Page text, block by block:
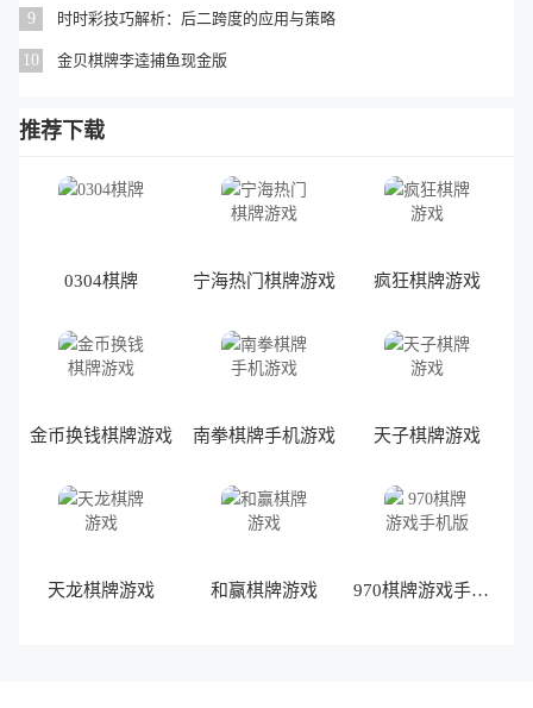
9 时时彩技巧解析：后二跨度的应用与策略
10 金贝棋牌李逵捕鱼现金版
推荐下载
0304棋牌 宁海热门棋牌游戏 疯狂棋牌游戏
金币换钱棋牌游戏 南拳棋牌手机游戏 天子棋牌游戏
天龙棋牌游戏 和赢棋牌游戏 970棋牌游戏手机版